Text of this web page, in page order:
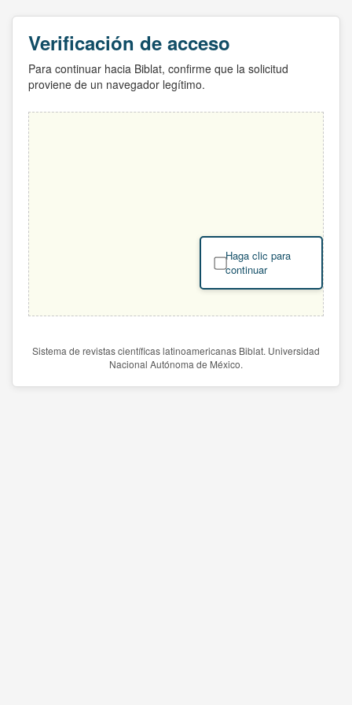
Verificación de acceso
Para continuar hacia Biblat, confirme que la solicitud
proviene de un navegador legítimo.
Haga clic para
continuar
Sistema de revistas científicas latinoamericanas Biblat. Universidad
Nacional Autónoma de México.